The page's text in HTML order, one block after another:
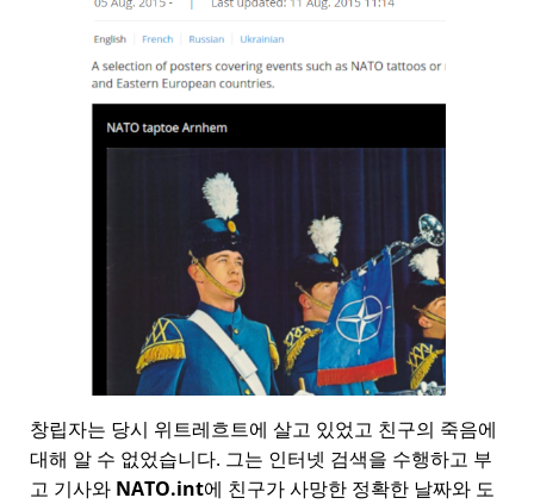
창립자는 당시 위트레흐트에 살고 있었고 친구의 죽음에
대해 알 수 없었습니다. 그는 인터넷 검색을 수행하고 부
고 기사와 NATO.int에 친구가 사망한 정확한 날짜와 도